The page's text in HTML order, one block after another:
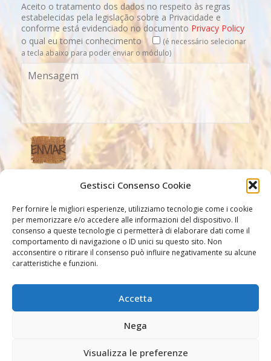
Gestisci Consenso Cookie
Per fornire le migliori esperienze, utilizziamo tecnologie come i cookie
per memorizzare e/o accedere alle informazioni del dispositivo. Il
consenso a queste tecnologie ci permetterà di elaborare dati come il
comportamento di navigazione o ID unici su questo sito. Non
acconsentire o ritirare il consenso può influire negativamente su alcune
caratteristiche e funzioni.
Accetta
Nega
Visualizza le preferenze
Aceito o tratamento dos dados no respeito às regras
estabelecidas pela legislação sobre a Privacidade e
conforme está evidenciado no documento Privacy Policy
o qual eu tomei conhecimento
(é necessário selecionar
a tecla abaixo para poder enviar o módulo)
Nossos link
Outros link